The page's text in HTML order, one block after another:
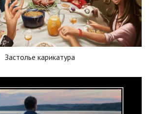
Застолье карикатура